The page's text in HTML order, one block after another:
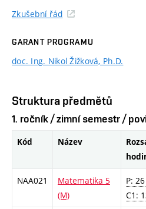
Zkušební řád
GARANT PROGRAMU
doc. Ing. Nikol Žižková, Ph.D.
Struktura předmětů
1. ročník / zimní semestr /
Kód Název
NAA021
Matematika 5
(M)
P:
C1: